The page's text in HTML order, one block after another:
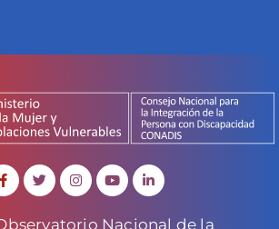
Nacional de la